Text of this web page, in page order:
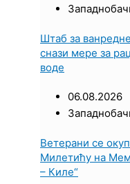
Штаб за
снази мере за
воде
06.08.2026
Ветерани се
Милетићу на
– Киле“